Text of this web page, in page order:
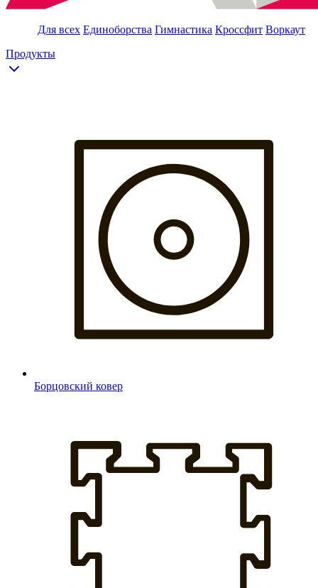
Для всех Единоборства Гимнастика Кроссфит Воркаут
Продукты
Борцовский ковер